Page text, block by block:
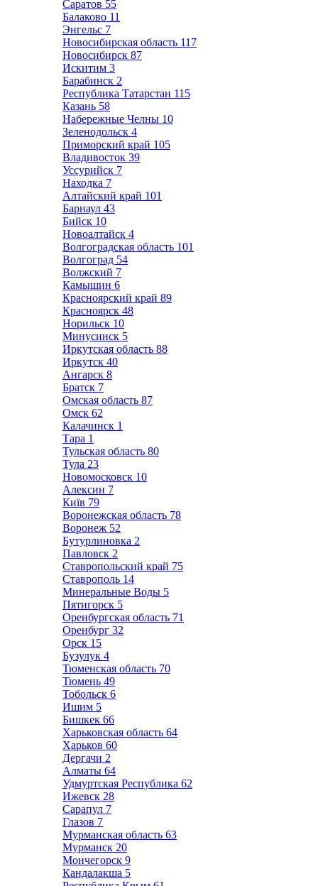
Саратов 55
Балаково 11
Энгельс 7
Новосибирская область 117
Новосибирск 87
Искитим 3
Барабинск 2
Республика Татарстан 115
Казань 58
Набережные Челны 10
Зеленодольск 4
Приморский край 105
Владивосток 39
Уссурийск 7
Находка 7
Алтайский край 101
Барнаул 43
Бийск 10
Новоалтайск 4
Волгоградская область 101
Волгоград 54
Волжский 7
Камышин 6
Красноярский край 89
Красноярск 48
Норильск 10
Минусинск 5
Иркутская область 88
Иркутск 40
Ангарск 8
Братск 7
Омская область 87
Омск 62
Калачинск 1
Тара 1
Тульская область 80
Тула 23
Новомосковск 10
Алексин 7
Київ 79
Воронежская область 78
Воронеж 52
Бутурлиновка 2
Павловск 2
Ставропольский край 75
Ставрополь 14
Минеральные Воды 5
Пятигорск 5
Оренбургская область 71
Оренбург 32
Орск 15
Бузулук 4
Тюменская область 70
Тюмень 49
Тобольск 6
Ишим 5
Бишкек 66
Харьковская область 64
Харьков 60
Дергачи 2
Алматы 64
Удмуртская Республика 62
Ижевск 28
Сарапул 7
Глазов 7
Мурманская область 63
Мурманск 20
Мончегорск 9
Кандалакша 5